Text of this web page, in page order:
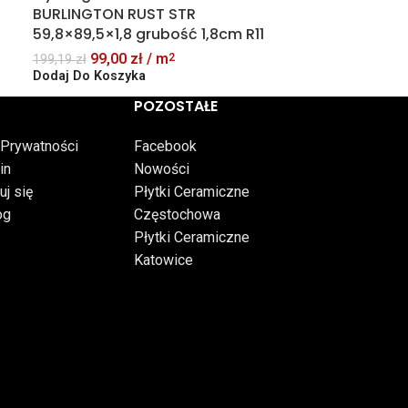
BURLINGTON RUST STR
59,8×89,5×1,8 grubość 1,8cm R11
199,19zł 99,00 zł / m2
Dodaj Do Koszyka
się
POZOSTAŁE
Facebook
Nowości
Płytki Ceramiczne
Częstochowa
Płytki Ceramiczne
Katowice